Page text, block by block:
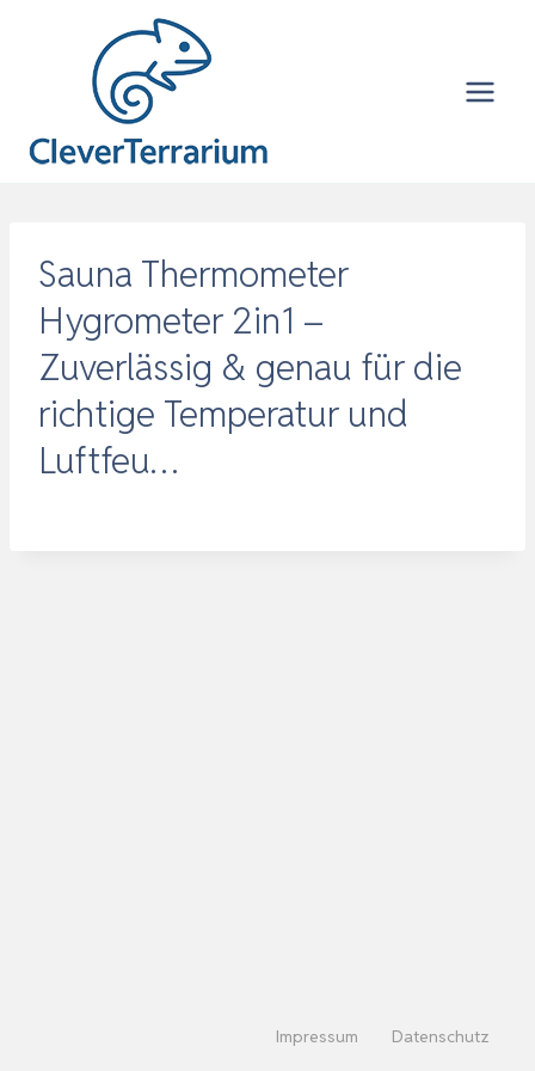
Sauna Thermometer
Hygrometer 2in1 –
Zuverlässig & genau für die
richtige Temperatur und
Luftfeu…
Impressum Datenschutz